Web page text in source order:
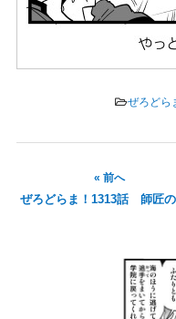
ぜろどら
« 前へ
ぜろどらま！1313話 師匠